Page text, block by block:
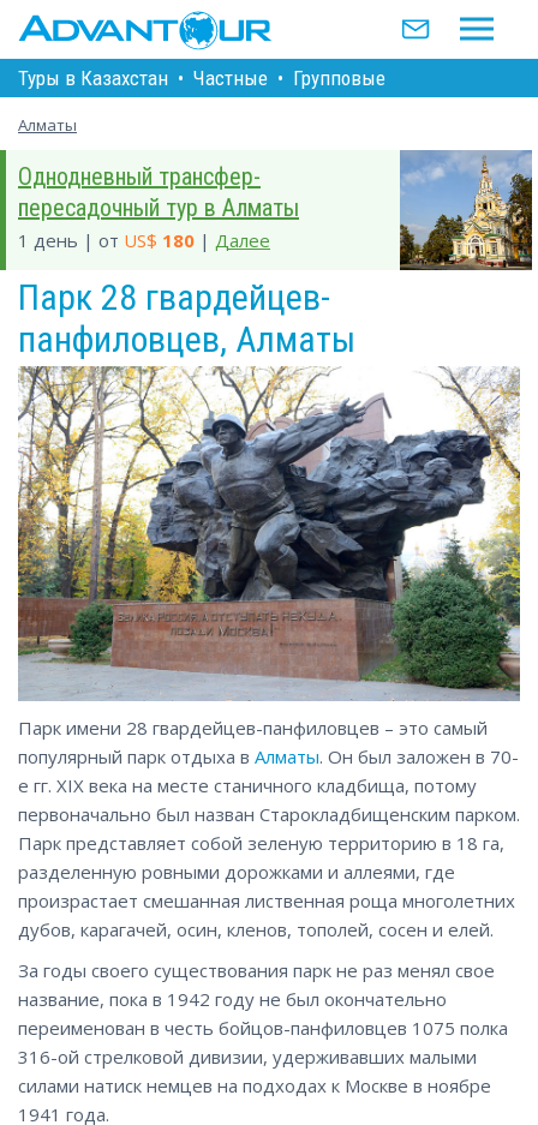
Туры в Казахстан • Частные • Групповые
Алматы
Однодневный трансфер-
пересадочный тур в Алматы
1 день | от US$ 180 | Далее
Парк 28 гвардейцев-
панфиловцев, Алматы
Парк имени 28 гвардейцев-панфиловцев – это самый
популярный парк отдыха в Алматы. Он был заложен в 70-
е гг. XIX века на месте станичного кладбища, потому
первоначально был назван Старокладбищенским парком.
Парк представляет собой зеленую территорию в 18 га,
разделенную ровными дорожками и аллеями, где
произрастает смешанная лиственная роща многолетних
дубов, карагачей, осин, кленов, тополей, сосен и елей.
За годы своего существования парк не раз менял свое
название, пока в 1942 году не был окончательно
переименован в честь бойцов-панфиловцев 1075 полка
316-ой стрелковой дивизии, удерживавших малыми
силами натиск немцев на подходах к Москве в ноябре
1941 года.